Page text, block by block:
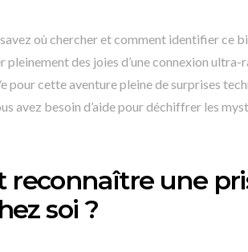
où chercher et comment identifier ce
pleinement des joies d’une connexion
pour cette aventure pleine de surprises
avez besoin d’aide pour déchiffrer les
reconnaître une
soi ?